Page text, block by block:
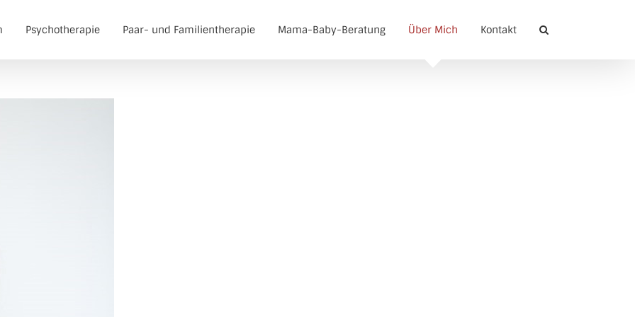
Psychotherapie Paar- und Familientherapie Mama-Baby-Beratung Über Mich Kontakt